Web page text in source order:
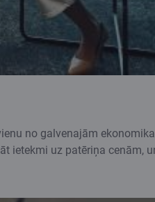
no galvenajām
ietekmi uz patēriņa cenām,